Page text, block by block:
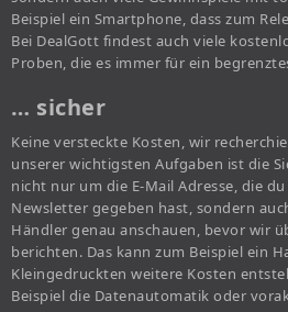
Beispiel ein Smartphone, dass zum
Bei DealGott findest auch viele
Proben, die es immer für ein
… sicher
Keine versteckte Kosten, wir
unserer wichtigsten Aufgaben ist die
nicht nur um die E-Mail Adresse, die
Newsletter gegeben hast, sondern
Händler genau anschauen, bevor wir
berichten. Das kann zum Beispiel ein
Kleingedruckten weitere Kosten
Beispiel die Datenautomatik oder